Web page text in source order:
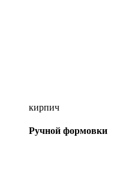
кирпич
Ручной формовки